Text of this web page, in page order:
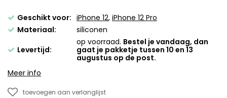
Geschikt voor: iPhone 12, iPhone 12 Pro
Materiaal:
siliconen
Levertijd:
op voorraad. Bestel je vandaag, dan
gaat je pakketje tussen 10 en 13
augustus op de post.
Meer info
toevoegen aan verlanglijst